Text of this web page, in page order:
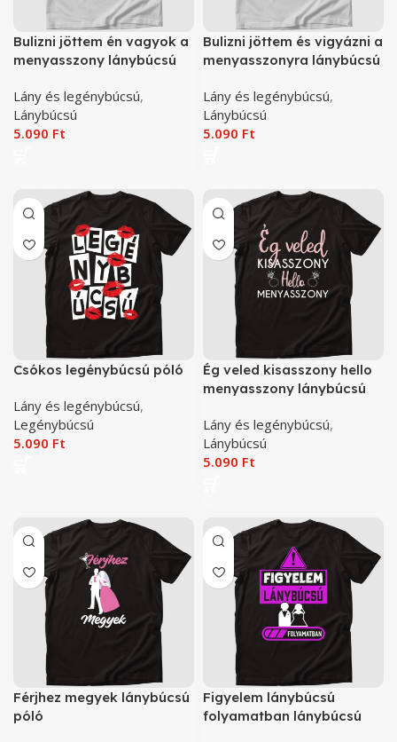
Bulizni jöttem én vagyok a
menyasszony lánybúcsú
Lány és legénybúcsú,
Lánybúcsú
5.090 Ft
Bulizni jöttem és vigyázni a
menyasszonyra lánybúcsú
Lány és legénybúcsú,
Lánybúcsú
5.090 Ft
Csókos legénybúcsú póló
Lány és legénybúcsú,
Legénybúcsú
5.090 Ft
Ég veled kisasszony hello
menyasszony lánybúcsú
Lány és legénybúcsú,
Lánybúcsú
5.090 Ft
Férjhez megyek lánybúcsú
póló
Figyelem lánybúcsú
folyamatban lánybúcsú